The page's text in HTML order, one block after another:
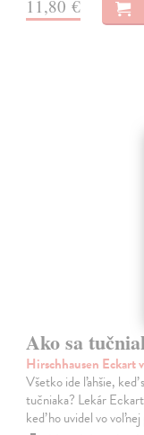
11,80 €
Ako sa
Hirschhausen Eckart
Všetko ide ľahšie, keď
tučniaka? Lekár
keď ho uvidel vo